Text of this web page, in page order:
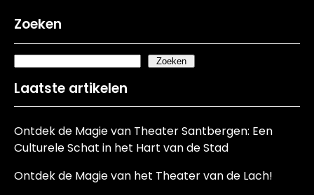
Zoeken
Zoeken
Laatste artikelen
Ontdek de Magie van Theater Santbergen: Een
Culturele Schat in het Hart van de Stad
Ontdek de Magie van het Theater van de Lach!